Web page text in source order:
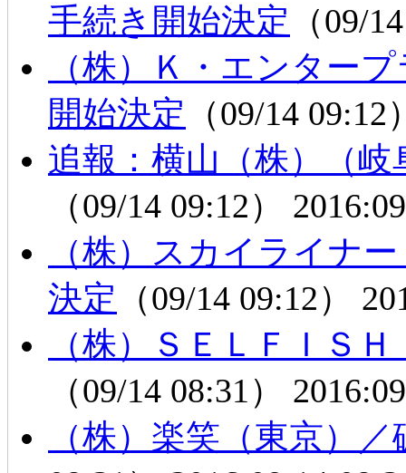
手続き開始決定 （09/
（株）Ｋ・エンター
開始決定 （09/14
追報：横山（株）（
（09/14 09:12）
（株）スカイライナ
決定 （09/14 09:12）
（株）ＳＥＬＦＩＳ
（09/14 08:31）
（株）楽笑（東京）